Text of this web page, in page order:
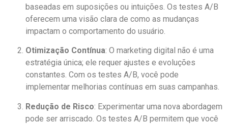
baseadas em suposições ou intuições. Os testes A/B
oferecem uma visão clara de como as mudanças
impactam o comportamento do usuário.
Otimização Contínua: O marketing digital não é uma
estratégia única; ele requer ajustes e evoluções
constantes. Com os testes A/B, você pode
implementar melhorias contínuas em suas campanhas.
Redução de Risco: Experimentar uma nova abordagem
pode ser arriscado. Os testes A/B permitem que você